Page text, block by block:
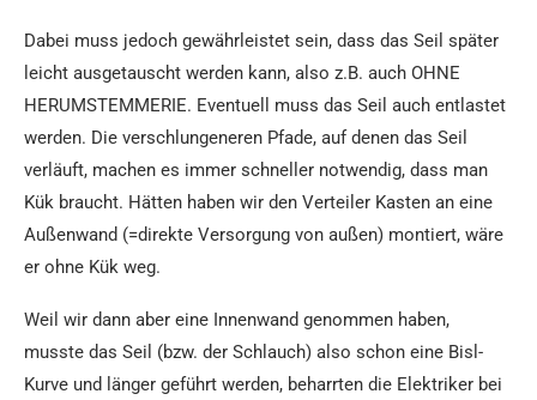
Dabei muss jedoch gewährleistet sein, dass das Seil später
leicht ausgetauscht werden kann, also z.B. auch OHNE
HERUMSTEMMERIE. Eventuell muss das Seil auch entlastet
werden. Die verschlungeneren Pfade, auf denen das Seil
verläuft, machen es immer schneller notwendig, dass man
Kük braucht. Hätten haben wir den Verteiler Kasten an eine
Außenwand (=direkte Versorgung von außen) montiert, wäre
er ohne Kük weg.
Weil wir dann aber eine Innenwand genommen haben,
musste das Seil (bzw. der Schlauch) also schon eine Bisl-
Kurve und länger geführt werden, beharrten die Elektriker bei